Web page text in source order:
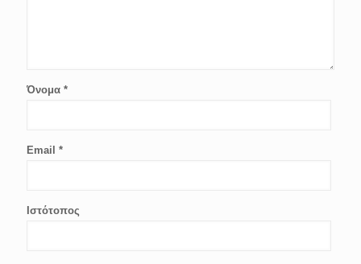
Όνομα *
Email *
Ιστότοπος